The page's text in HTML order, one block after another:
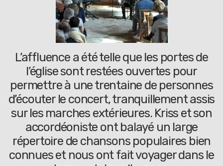
L’affluence a été telle que les portes de
l’église sont restées ouvertes pour
permettre à une trentaine de personnes
d’écouter le concert, tranquillement assis
sur les marches extérieures. Kriss et son
accordéoniste ont balayé un large
répertoire de chansons populaires bien
connues et nous ont fait voyager dans le